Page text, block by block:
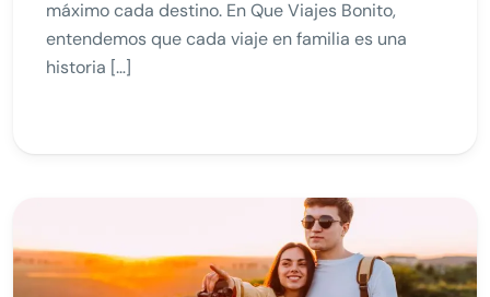
máximo cada destino. En Que Viajes Bonito,
entendemos que cada viaje en familia es una
historia […]